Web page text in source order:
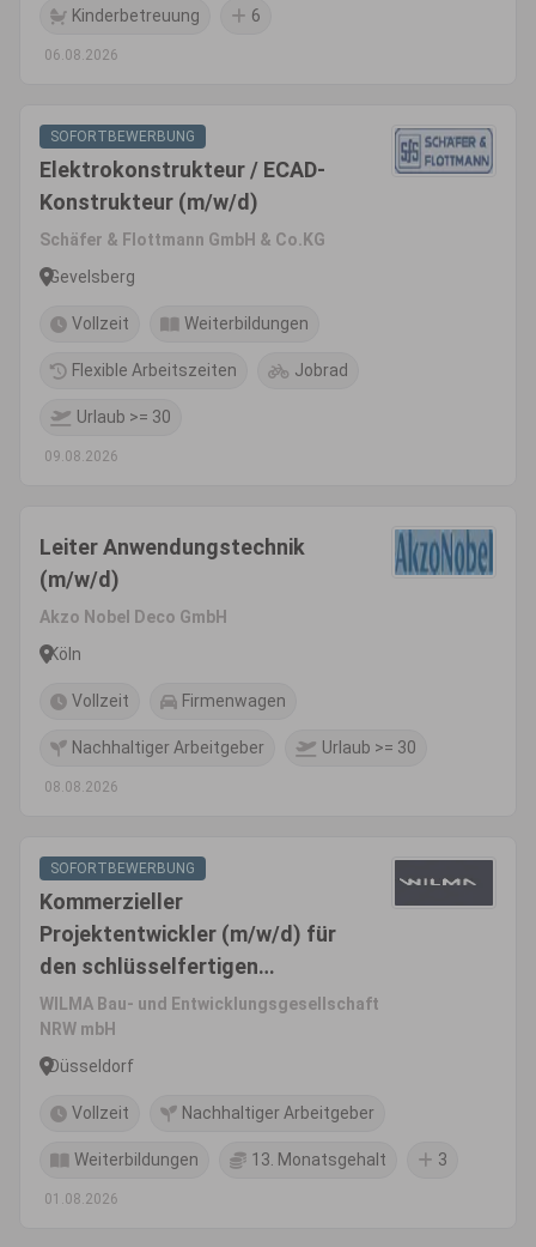
Kinderbetreuung 6
06.08.2026
SOFORTBEWERBUNG
Elektrokonstrukteur / ECAD-
Konstrukteur (m/w/d)
Schäfer & Flottmann GmbH & Co.KG
Gevelsberg
Vollzeit Weiterbildungen
Flexible Arbeitszeiten Jobrad
Urlaub >= 30
09.08.2026
Leiter Anwendungstechnik
(m/w/d)
Akzo Nobel Deco GmbH
Köln
Vollzeit Firmenwagen
Nachhaltiger Arbeitgeber Urlaub >= 30
08.08.2026
SOFORTBEWERBUNG
Kommerzieller
Projektentwickler (m/w/d) für
den schlüsselfertigen
Wohnungsbau
WILMA Bau- und Entwicklungsgesellschaft
NRW mbH
Düsseldorf
Vollzeit Nachhaltiger Arbeitgeber
Weiterbildungen 13. Monatsgehalt 3
01.08.2026